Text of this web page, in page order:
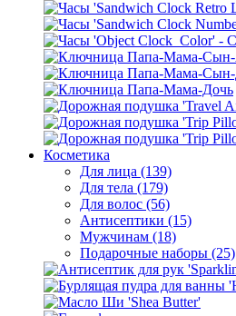
Косметика
Для лица (139)
Для тела (179)
Для волос (56)
Антисептики (15)
Мужчинам (18)
Подарочные наборы (25)